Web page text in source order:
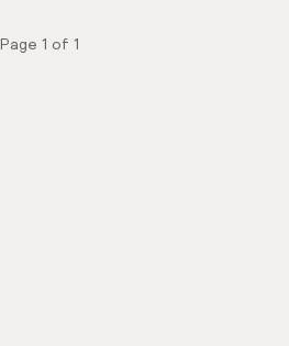
Page 1 of 1